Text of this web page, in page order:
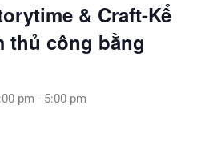
& Craft-Kể
thủ công bằng
pm - 5:00 pm